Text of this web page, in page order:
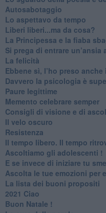
Autosabotaggio
​Lo aspettavo da tempo
​Liberi liberi...ma da cosa?
​La Principessa e la fiaba
Si prega di entrare un’ansia
​La felicità
​Ebbene sì, l’ho preso anche
​Davvero la psicologia è
Paure legittime
​Memento celebrare semper
​Consigli di visione e di
​Il velo oscuro
Resistenza
​Il tempo libero. Il tempo
Ascoltiamo gli adolescenti !
​E se invece di iniziare tu
​Ascolta le tue emozioni per
​La lista dei buoni propositi
2021 Ciao
Buon Natale !